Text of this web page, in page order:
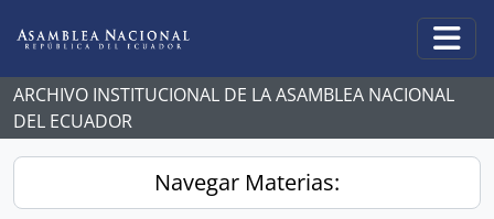
ARCHIVO INSTITUCIONAL DE LA ASAMBLEA NACIONAL
DEL ECUADOR
Navegar Materias: